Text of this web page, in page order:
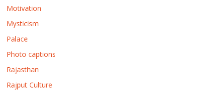
Motivation
Mysticism
Palace
Photo captions
Rajasthan
Rajput Culture